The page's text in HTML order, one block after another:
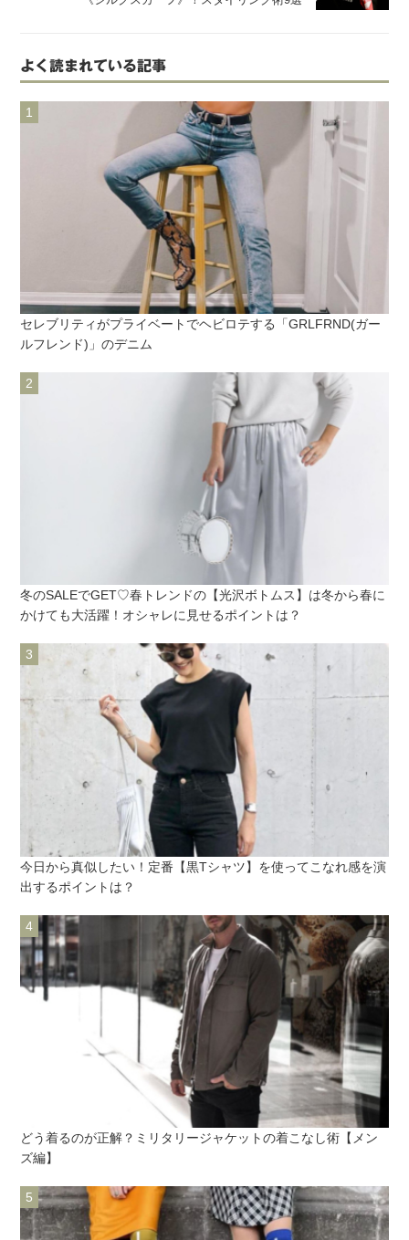
よく読まれている記事
セレブリティがプライベートでヘビロテする「GRLFRND(ガー
ルフレンド)」のデニム
冬のSALEでGET♡春トレンドの【光沢ボトムス】は冬から春に
かけても大活躍！オシャレに見せるポイントは？
今日から真似したい！定番【黒Tシャツ】を使ってこなれ感を演
出するポイントは？
どう着るのが正解？ミリタリージャケットの着こなし術【メン
ズ編】